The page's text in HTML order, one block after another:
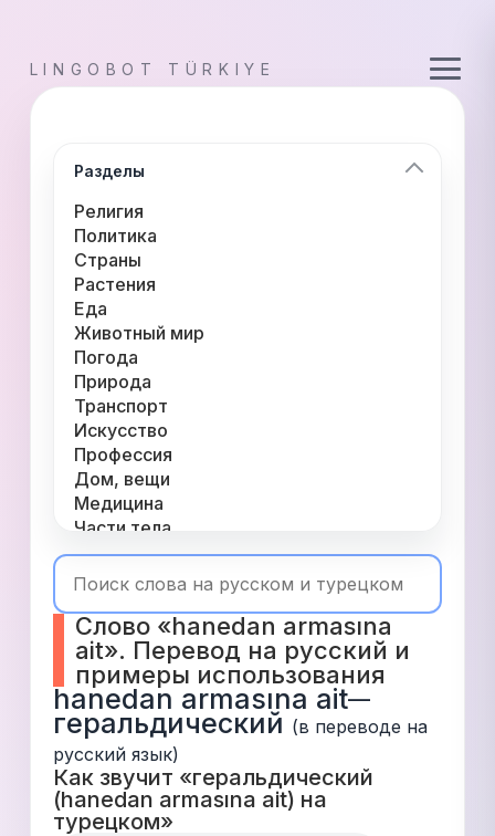
LINGOBOT TÜRKIYE
Разделы
Религия
Политика
Страны
Растения
Еда
Животный мир
Погода
Природа
Транспорт
Искусство
Профессия
Дом, вещи
Медицина
Части тела
Одежда
Время
Числа
Глаголы
Служебные
Существительные
Прилагательные
Слово «hanedan armasına
ait». Перевод на русский и
примеры использования
hanedan armasına ait—
геральдический (в переводе на
русский язык)
Как звучит «геральдический
(hanedan armasına ait) на
турецком»